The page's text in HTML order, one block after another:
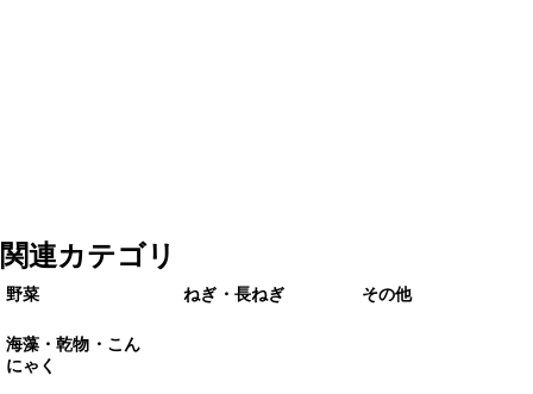
関連カテゴリ
野菜 ねぎ・長ねぎ その他
海藻・乾物・こん
にゃく